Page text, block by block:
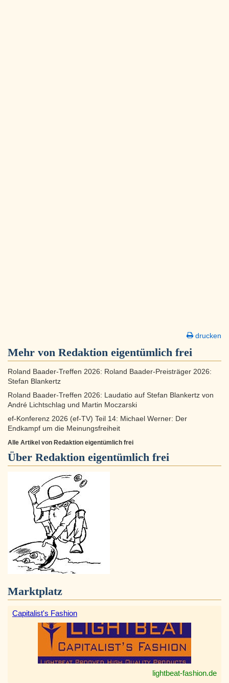
drucken
Mehr von Redaktion eigentümlich frei
Roland Baader-Treffen 2026: Roland Baader-Preisträger 2026:
Stefan Blankertz
Roland Baader-Treffen 2026: Laudatio auf Stefan Blankertz von
André Lichtschlag und Martin Moczarski
ef-Konferenz 2026 (ef-TV) Teil 14: Michael Werner: Der
Endkampf um die Meinungsfreiheit
Alle Artikel von Redaktion eigentümlich frei
Über Redaktion eigentümlich frei
Marktplatz
Capitalist's Fashion
lightbeat-fashion.de